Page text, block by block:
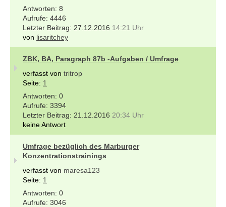
8
4446
27.12.2016 14:21 Uhr
von lisaritchey
ZBK, BA, Paragraph 87b -Aufgaben / Umfrage
verfasst von tritrop
Seite: 1
0
3394
21.12.2016 20:34 Uhr
keine Antwort
Umfrage bezüglich des Marburger
Konzentrationstrainings
verfasst von maresa123
Seite: 1
0
3046